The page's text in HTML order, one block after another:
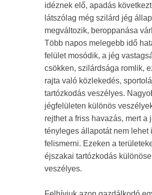
idéznek elő, apadás
látszólag még szilárd jég
megváltozik, beroppanása
Több napos melegebb idő
felület mosódik, a jég
csökken, szilárdsága romlik,
rajta való közlekedés,
tartózkodás veszélyes.
jégfelületen különös
rejthet a friss havazás, mert a
tényleges állapotát nem lehet
felismerni. Ezeken a
éjszakai tartózkodás
veszélyes.